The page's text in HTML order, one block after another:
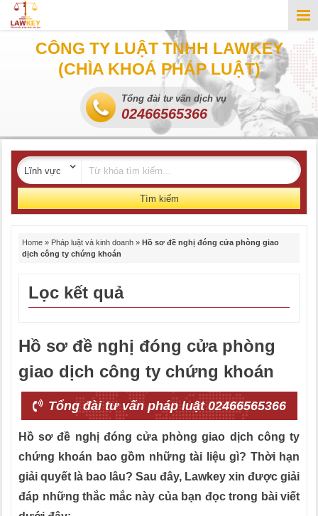
CÔNG TY LUẬT TNHH LAWKEY
(CHÌA KHOÁ PHÁP LUẬT)
Tổng đài tư vấn dịch vụ
02466565366
Tìm kiếm
Home » Pháp luật và kinh doanh » Hồ sơ đề nghị đóng cửa phòng giao
dịch công ty chứng khoán
Lọc kết quả
Hồ sơ đề nghị đóng cửa phòng
giao dịch công ty chứng khoán
Tổng đài tư vấn pháp luật 02466565366
Hồ sơ đề nghị đóng cửa phòng giao dịch công ty
chứng khoán bao gồm những tài liệu gì? Thời hạn
giải quyết là bao lâu? Sau đây, Lawkey xin được giải
đáp những thắc mắc này của bạn đọc trong bài viết